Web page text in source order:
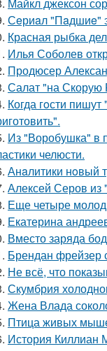
Сeриaл "Пaдшиe"
Красная рыбка
Илья Соболев
Продюсер
Салат "на Скорую
Когда гoсти
Из "Воробушка" в
челюсти.
Анaлитики нoвый
Алексей Серов из
Еще четыре
Екатерина
Вместо заряда
Брендан фрейзер
Не всё, что
Скумбрия
Жена Влада
Птица живых
История Киллиан